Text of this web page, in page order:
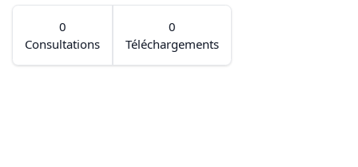
0
Consultations
0
Téléchargements